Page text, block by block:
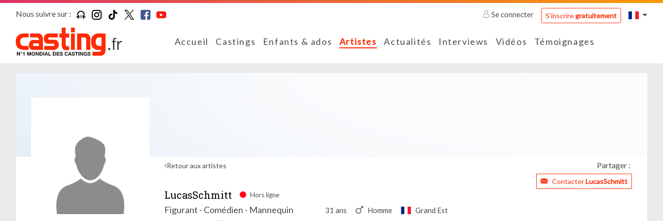
Nous suivre sur : Se connecter S'inscriregratuitement
Accueil Castings Enfants & ados Artistes Actualités Interviews Vidéos Témoignages
Retour aux artistes Partager :
ContacterLucasSchmitt
LucasSchmitt Hors ligne
Figurant - Comédien - Mannequin 31 ans Homme Grand Est